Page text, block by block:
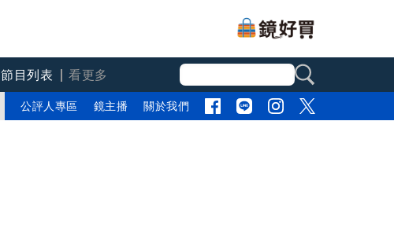
節目列表
看更多
公評人專區 鏡主播 關於我們